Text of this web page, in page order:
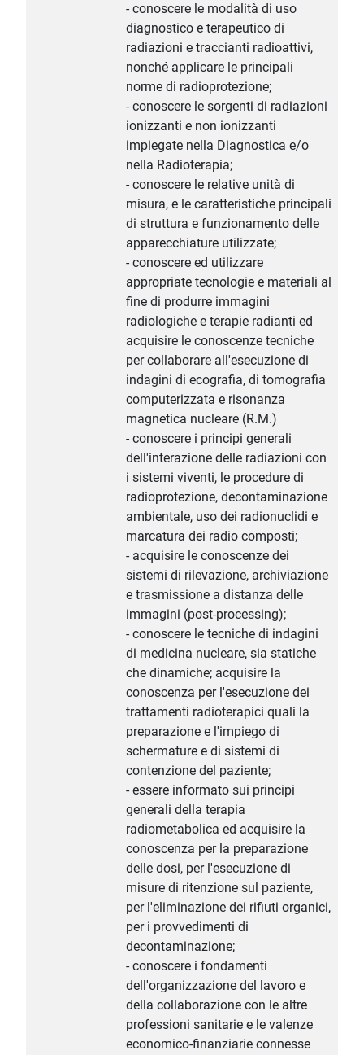
- conoscere le modalità di uso
diagnostico e terapeutico di
radiazioni e traccianti radioattivi,
nonché applicare le principali
norme di radioprotezione;
- conoscere le sorgenti di radiazioni
ionizzanti e non ionizzanti
impiegate nella Diagnostica e/o
nella Radioterapia;
- conoscere le relative unità di
misura, e le caratteristiche principali
di struttura e funzionamento delle
apparecchiature utilizzate;
- conoscere ed utilizzare
appropriate tecnologie e materiali al
fine di produrre immagini
radiologiche e terapie radianti ed
acquisire le conoscenze tecniche
per collaborare all'esecuzione di
indagini di ecografia, di tomografia
computerizzata e risonanza
magnetica nucleare (R.M.)
- conoscere i principi generali
dell'interazione delle radiazioni con
i sistemi viventi, le procedure di
radioprotezione, decontaminazione
ambientale, uso dei radionuclidi e
marcatura dei radio composti;
- acquisire le conoscenze dei
sistemi di rilevazione, archiviazione
e trasmissione a distanza delle
immagini (post-processing);
- conoscere le tecniche di indagini
di medicina nucleare, sia statiche
che dinamiche; acquisire la
conoscenza per l'esecuzione dei
trattamenti radioterapici quali la
preparazione e l'impiego di
schermature e di sistemi di
contenzione del paziente;
- essere informato sui principi
generali della terapia
radiometabolica ed acquisire la
conoscenza per la preparazione
delle dosi, per l'esecuzione di
misure di ritenzione sul paziente,
per l'eliminazione dei rifiuti organici,
per i provvedimenti di
decontaminazione;
- conoscere i fondamenti
dell'organizzazione del lavoro e
della collaborazione con le altre
professioni sanitarie e le valenze
economico-finanziarie connesse